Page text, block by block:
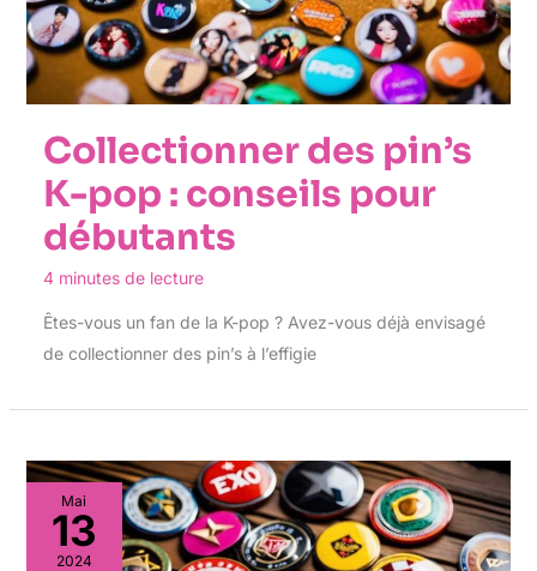
Collectionner des pin’s
K-pop : conseils pour
débutants
4 minutes de lecture
Êtes-vous un fan de la K-pop ? Avez-vous déjà envisagé
de collectionner des pin’s à l’effigie
Mai
13
2024